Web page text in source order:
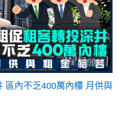
區內不乏400萬內樓 月供與